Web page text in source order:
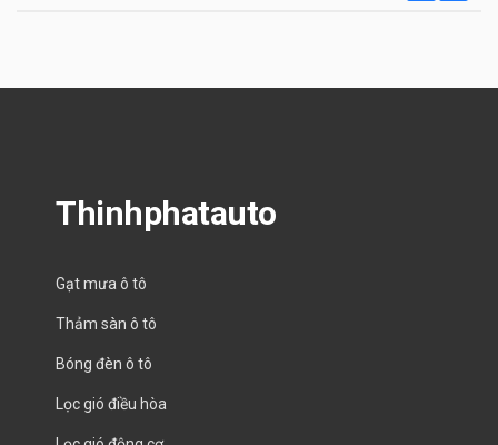
Thinhphatauto
Gạt mưa ô tô
Thảm sàn ô tô
Bóng đèn ô tô
Lọc gió điều hòa